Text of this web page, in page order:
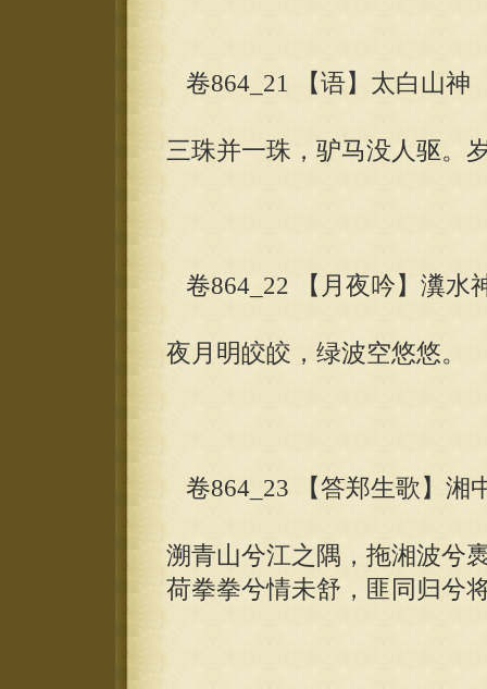
卷864_21 【语】太白山神
三珠并一珠，驴马没人驱。
卷864_22 【月夜吟】瀵水
夜月明皎皎，绿波空悠悠。
卷864_23 【答郑生歌】湘
溯青山兮江之隅，拖湘波兮
荷拳拳兮情未舒，匪同归兮